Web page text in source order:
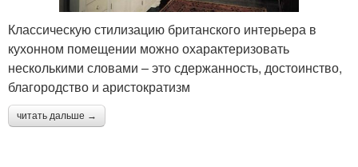
Классическую стилизацию британского интерьера в
кухонном помещении можно охарактеризовать
несколькими словами – это сдержанность, достоинство,
благородство и аристократизм
читать дальше →